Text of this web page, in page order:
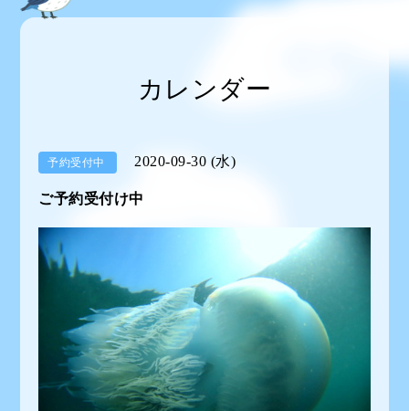
カレンダー
予約受付中 2020-09-30 (水)
ご予約受付け中